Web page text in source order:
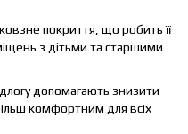
покриття, що робить її
з дітьми та старшими
допомагають знизити
комфортним для всіх